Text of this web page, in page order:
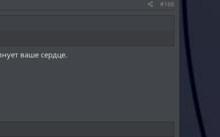
вас на путь исправления. и пусть ваши
#166
ваше сердце.